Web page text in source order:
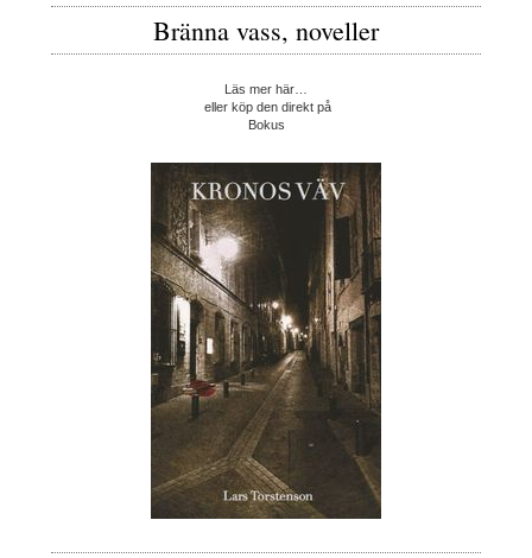
Bränna vass, noveller
Läs mer här…
eller köp den direkt på
Bokus